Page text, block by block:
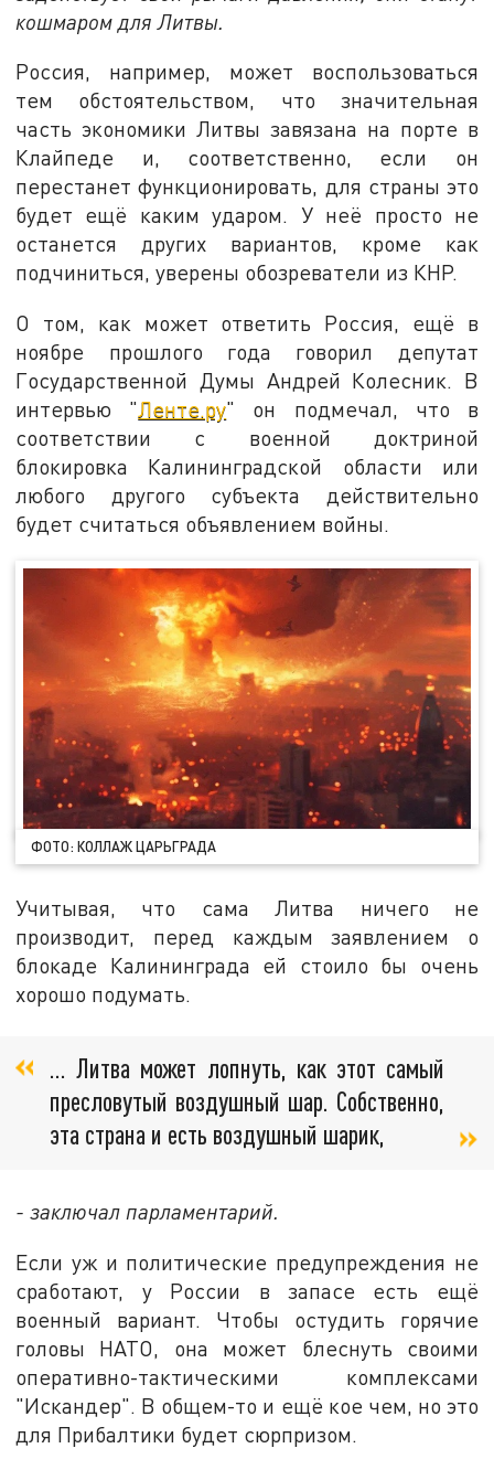
кошмаром для Литвы.
Россия, например, может воспользоваться
тем обстоятельством, что значительная
часть экономики Литвы завязана на порте в
Клайпеде и, соответственно, если он
перестанет функционировать, для страны это
будет ещё каким ударом. У неё просто не
останется других вариантов, кроме как
подчиниться, уверены обозреватели из КНР.
О том, как может ответить Россия, ещё в
ноябре прошлого года говорил депутат
Государственной Думы Андрей Колесник. В
интервью "Ленте.ру" он подмечал, что в
соответствии с военной доктриной
блокировка Калининградской области или
любого другого субъекта действительно
будет считаться объявлением войны.
ФОТО: КОЛЛАЖ ЦАРЬГРАДА
Учитывая, что сама Литва ничего не
производит, перед каждым заявлением о
блокаде Калининграда ей стоило бы очень
хорошо подумать.
… Литва может лопнуть, как этот самый
пресловутый воздушный шар. Собственно,
эта страна и есть воздушный шарик,
- заключал парламентарий.
Если уж и политические предупреждения не
сработают, у России в запасе есть ещё
военный вариант. Чтобы остудить горячие
головы НАТО, она может блеснуть своими
оперативно-тактическими комплексами
"Искандер". В общем-то и ещё кое чем, но это
для Прибалтики будет сюрпризом.